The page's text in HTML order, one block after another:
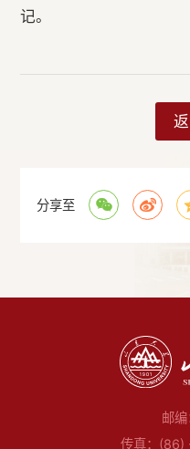
记。
分享至
邮
传真：